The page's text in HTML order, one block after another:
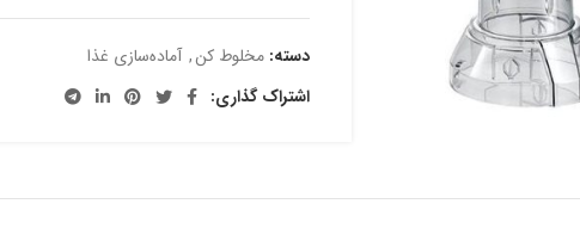
دسته: مخلوط‌ کن, آماده‌سازی غذا
اشتراک گذاری: